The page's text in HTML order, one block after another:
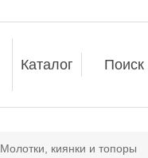
Каталог Поиск
Молотки, киянки и топоры